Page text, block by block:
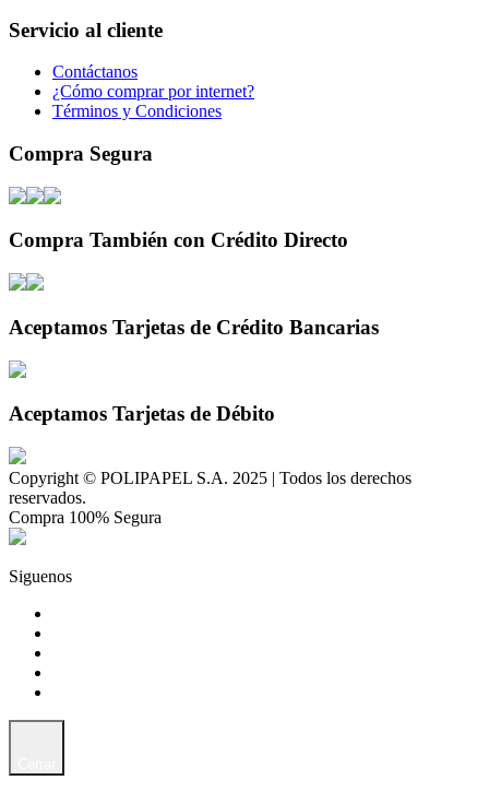
Servicio al cliente
Contáctanos
¿Cómo comprar por internet?
Términos y Condiciones
Compra Segura
Compra También con Crédito Directo
Aceptamos Tarjetas de Crédito Bancarias
Aceptamos Tarjetas de Débito
Copyright © POLIPAPEL S.A. 2025 | Todos los derechos
reservados.
Compra 100% Segura
Siguenos